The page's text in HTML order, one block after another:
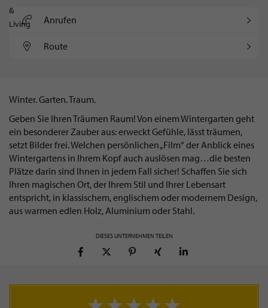
Anrufen
Route
Winter. Garten. Traum.
Geben Sie Ihren Träumen Raum! Von einem Wintergarten geht
ein besonderer Zauber aus: erweckt Gefühle, lässt träumen,
setzt Bilder frei. Welchen persönlichen „Film“ der Anblick eines
Wintergartens in Ihrem Kopf auch auslösen mag…die besten
Plätze darin sind Ihnen in jedem Fall sicher! Schaffen Sie sich
Ihren magischen Ort, der Ihrem Stil und Ihrer Lebensart
entspricht, in klassischem, englischem oder modernem Design,
aus warmen edlen Holz, Aluminium oder Stahl.
DIESES UNTERNEHMEN TEILEN